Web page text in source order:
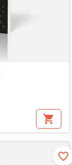
shopping_cart
favorite_border